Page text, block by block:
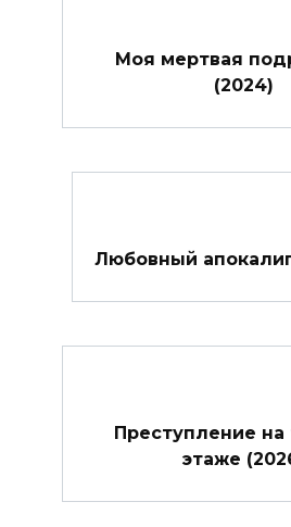
Моя мертвая
(2024)
Любовный
Преступление на
этаже